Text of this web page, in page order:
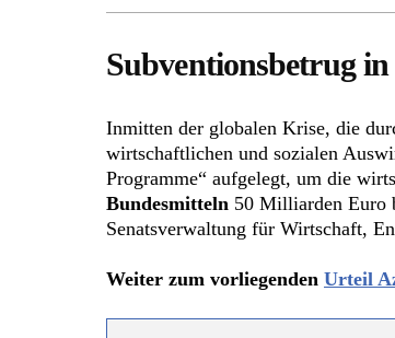
Subventionsbetrug
Inmitten der globalen Krise, die
wirtschaftlichen und sozialen
Programme“ aufgelegt, um die
Bundesmitteln 50 Milliarden Euro
Senatsverwaltung für Wirtschaft,
Weiter zum vorliegenden Urteil